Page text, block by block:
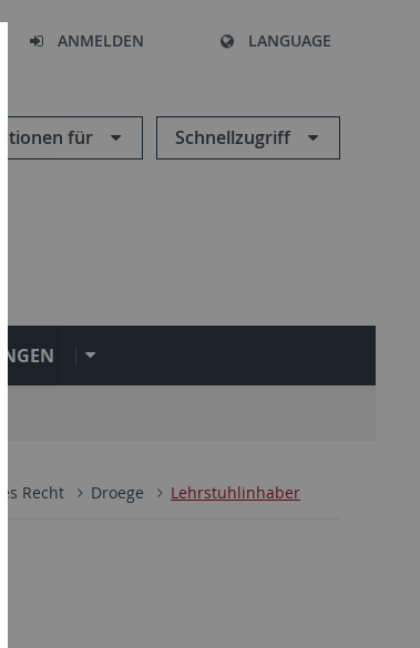
ANMELDEN LANGUAGE
für Schnellzugriff
Recht Droege Lehrstuhlinhaber